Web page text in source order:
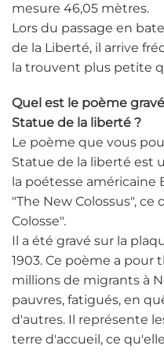
mesure 46,05 mètres.
Lors du passage en
de la Liberté, il arrive
la trouvent plus petite
Quel est le poème
Statue de la liberté ?
Le poème que vous
Statue de la liberté est
la poétesse américaine
"The New Colossus",
Colosse".
Il a été gravé sur la
1903. Ce poème a
millions de migrants à
pauvres, fatigués, en
d'autres. Il représente
terre d'accueil, ce